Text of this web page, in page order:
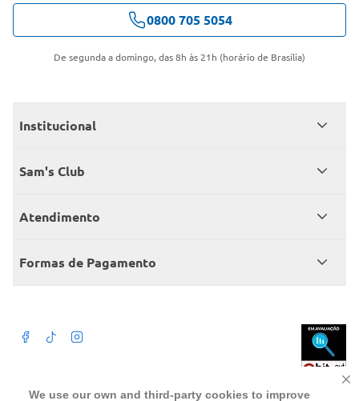
We use our own and third-party cookies to improve
0800 705 5054
De segunda a domingo, das 8h às 21h (horário de Brasília)
Institucional
Quem somos
Encontre um Clube
Sam's Club
Seja sócio
Member’s Mark
Atendimento
Fale conosco
Atendimento em libras
Formas de Pagamento
Beba com moderação. A Venda e o consumo de bebida alcoólica são